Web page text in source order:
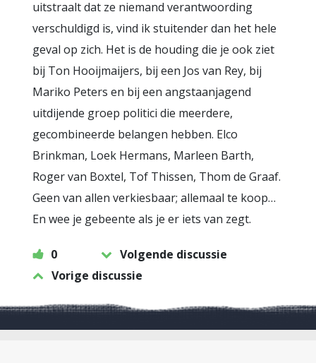
uitstraalt dat ze niemand verantwoording
verschuldigd is, vind ik stuitender dan het hele
geval op zich. Het is de houding die je ook ziet
bij Ton Hooijmaijers, bij een Jos van Rey, bij
Mariko Peters en bij een angstaanjagend
uitdijende groep politici die meerdere,
gecombineerde belangen hebben. Elco
Brinkman, Loek Hermans, Marleen Barth,
Roger van Boxtel, Tof Thissen, Thom de Graaf.
Geen van allen verkiesbaar; allemaal te koop…
En wee je gebeente als je er iets van zegt.
0
Volgende discussie
Vorige discussie